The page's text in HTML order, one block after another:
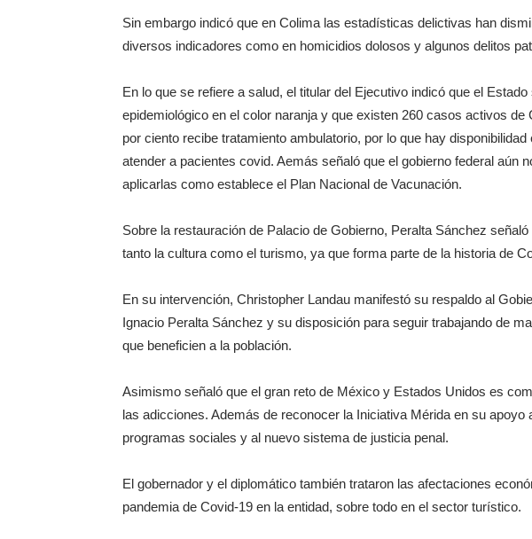
Sin embargo indicó que en Colima las estadísticas delictivas han
diversos indicadores como en homicidios dolosos y algunos delitos
En lo que se refiere a salud, el titular del Ejecutivo indicó que el
epidemiológico en el color naranja y que existen 260 casos activos
por ciento recibe tratamiento ambulatorio, por lo que hay
atender a pacientes covid. Aemás señaló que el gobierno federal aún
aplicarlas como establece el Plan Nacional de Vacunación.
Sobre la restauración de Palacio de Gobierno, Peralta Sánchez
tanto la cultura como el turismo, ya que forma parte de la historia de
En su intervención, Christopher Landau manifestó su respaldo al
Ignacio Peralta Sánchez y su disposición para seguir trabajando de
que beneficien a la población.
Asimismo señaló que el gran reto de México y Estados Unidos es
las adicciones. Además de reconocer la Iniciativa Mérida en su apoyo
programas sociales y al nuevo sistema de justicia penal.
El gobernador y el diplomático también trataron las afectaciones
pandemia de Covid-19 en la entidad, sobre todo en el sector turístico.